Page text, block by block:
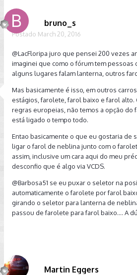
bruno_s
Postado March 20, 2016
@LacFloripa juro que pensei 200 vezes
imaginei que como o fórum tem pessoas
alguns lugares falam lanterna, outros
Mas basicamente é isso, em outros
estágios, farolete, farol baixo e farol alto.
regras europeias, não temos a opção do
está ligado o tempo todo.
Entao basicamente o que eu gostaria de
ligar o farol de neblina junto com o
assim, inclusive um cara aqui do meu
desconfio que é algo via VCDS.
@Barbosa51 se eu puxar o seletor na
automaticamente o farolete por farol
girando o seletor para lanterna de
passou de farolete para farol baixo.... A
Martin Eggers